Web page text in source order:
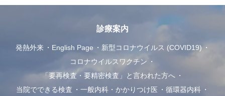
診療案内
発熱外来 English Page
新型コロナウイルス (COVID19)
コロナウイルスワクチン
「要再検査・要精密検査」と言われた方へ
当院でできる検査
一般内科・かかりつけ医
循環器内科